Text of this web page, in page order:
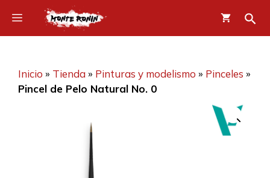
contenido
Menú
Inicio » Tienda» Pinturas y modelismo » Pinceles »
Pincel de Pelo Natural No. 0